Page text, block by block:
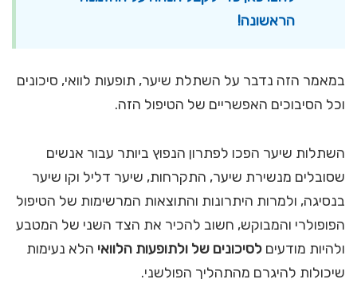
הראשונה!
במאמר הזה נדבר על השתלת שיער, תופעות לוואי, סיכונים
וכל הסיבוכים האפשריים של הטיפול הזה.
השתלות שיער הפכו לפתרון הנפוץ ביותר עבור אנשים
שסובלים מנשירת שיער, התקרחות, שיער דליל וקו שיער
בנסיגה, ולמרות היתרונות והתוצאות המרשימות של הטיפול
הפופולרי והמבוקש, חשוב להכיר את הצד השני של המטבע
ולהיות מודעים לסיכונים של ולתופעות הלוואי הלא נעימות
שיכולות להיגרם מהתהליך הפולשני.